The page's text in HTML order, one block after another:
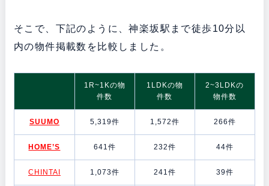
そこで、下記のように、神楽坂駅まで徒歩10分以
内の物件掲載数を比較しました。
1R~1Kの物
件数
1LDKの物
件数
2~3LDKの
物件数
SUUMO 5,319件 1,572件 266件
HOME’S 641件 232件 44件
CHINTAI 1,073件 241件 39件